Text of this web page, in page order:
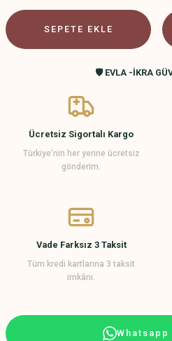
SEPETE EKLE
🛡️ EVLA -İKRA
Ücretsiz Sigortalı Kargo
Türkiye’nin her yerine ücretsiz
gönderim.
Vade Farksız 3 Taksit
Tüm kredi kartlarına 3 taksit
imkânı.